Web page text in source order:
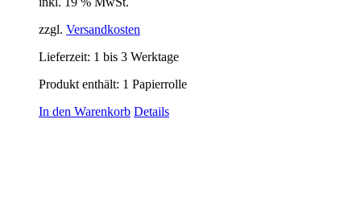
zzgl. Versandkosten
Lieferzeit: 1 bis 3 Werktage
Produkt enthält: 1 Papierrolle
In den Warenkorb Details